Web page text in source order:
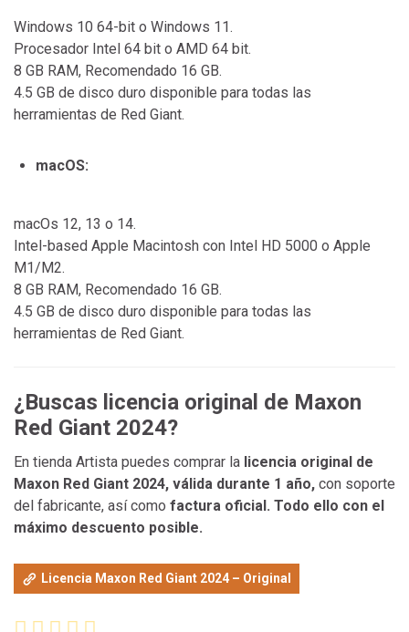
Windows 10 64-bit o Windows 11.
Procesador Intel 64 bit o AMD 64 bit.
8 GB RAM, Recomendado 16 GB.
4.5 GB de disco duro disponible para todas las
herramientas de Red Giant.
macOS:
macOs 12, 13 o 14.
Intel-based Apple Macintosh con Intel HD 5000 o Apple
M1/M2.
8 GB RAM, Recomendado 16 GB.
4.5 GB de disco duro disponible para todas las
herramientas de Red Giant.
¿Buscas licencia original de Maxon
Red Giant 2024?
En tienda Artista puedes comprar la licencia original de
Maxon Red Giant 2024, válida durante 1 año, con soporte
del fabricante, así como factura oficial. Todo ello con el
máximo descuento posible.
Licencia Maxon Red Giant 2024 – Original